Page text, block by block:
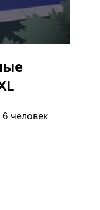
человек.